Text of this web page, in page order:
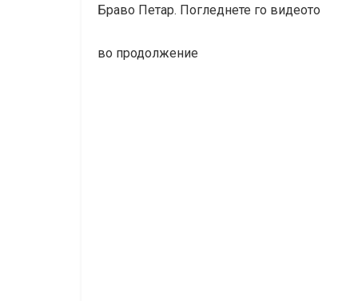
Браво Петар. Погледнете го видеото
во продолжение